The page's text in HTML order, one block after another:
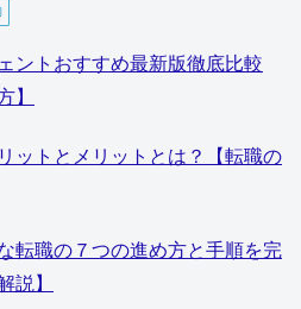
ントおすすめ最新版徹底比較
】
ットとメリットとは？【転職の
転職の７つの進め方と手順を完
説】